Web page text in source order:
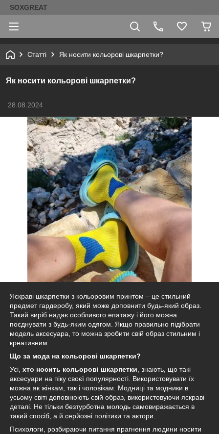
SOXGREAT
Статті Як носити кольорові шкарпетки?
Як носити кольорові шкарпетки?
28.08.2024
Яскраві шкарпетки з кольоровим принтом – це стильний
предмет гардеробу, який може доповнити будь-який образ.
Такий виріб надає особливого епатажу і його можна
поєднувати з будь-яким одягом. Якщо правильно підібрати
модель аксесуара, то можна зробити свій образ стильним і
креативним
Що за мода на кольорові шкарпетки?
Усі, хто носить кольорові шкарпетки , знають, що такі
аксесуари на піку своєї популярності. Використовувати їх
можна як жінкам, так і чоловікам. Модниці та модники в
усьому світі доповнюють свій образ, використовуючи яскраві
деталі. Не тільки безтурботна молодь самовиражається в
такий спосіб, а й серйозні політики та актори.
Психологи, розбираючи питання прагнення людини носити